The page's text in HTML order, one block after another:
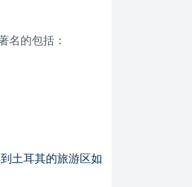
名的包括：
土耳其的旅游区如